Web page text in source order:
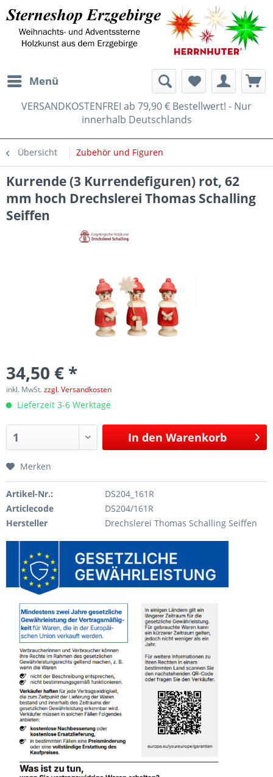
Menü
VERSANDKOSTENFREI ab 79,90 € Bestellwert! - Nur
innerhalb Deutschlands
Übersicht Zubehör und Figuren
Kurrende (3 Kurrendefiguren) rot, 62
mm hoch Drechslerei Thomas Schalling
Seiffen
34,50 € *
inkl. MwSt.zzgl. Versandkosten
Lieferzeit 3-6 Werktage
In den Warenkorb
Merken
Artikel-Nr.:
DS204_161R
Articlecode
DS204/161R
Hersteller
Drechslerei Thomas Schalling Seiffen